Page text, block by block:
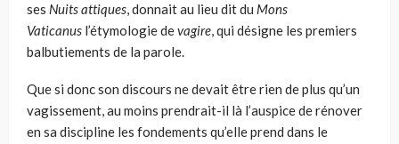
ses Nuitsattiques, donnait au lieu dit du Mons
Vaticanus l’étymologie devagire, qui désigne les premiers
balbutiements de la parole.
Que si donc son discours ne devait être rien de plus qu’un
vagissement, au moins prendrait-il là l’auspice de rénover
en sa discipline les fondements qu’elle prend dans le